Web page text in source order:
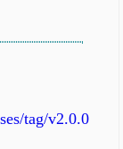
tag/v2.0.0